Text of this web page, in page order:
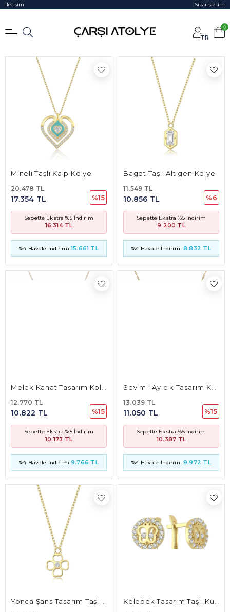
İletişim Siparişlerim
TR
0
Filtrele
Mineli Taşlı Kalp Kolye
17.354 TL
20.478 TL
%15
Sepette Ekstra %5 İndirim
16.314 TL
%4 Havale İndirimi 15.661 TL
Baget Taşlı Altıgen Kolye
10.856 TL
11.549 TL
%6
Sepette Ekstra %5 İndirim
9.200 TL
%4 Havale İndirimi8.832 TL
10.822 TL
12.770 TL
%15
Sepette Ekstra %5 İndirim
10.173 TL
%4 Havale İndirimi9.766 TL
11.050 TL
13.039 TL
%15
Sepette Ekstra %5 İndirim
10.387 TL
%4 Havale İndirimi9.972 TL